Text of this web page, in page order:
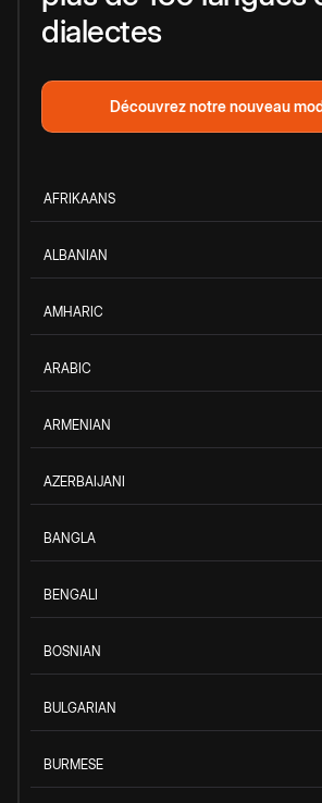
dialectes
Découvrez notre nouveau
AFRIKAANS
ALBANIAN
AMHARIC
ARABIC
ARMENIAN
AZERBAIJANI
BANGLA
BENGALI
BOSNIAN
BULGARIAN
BURMESE